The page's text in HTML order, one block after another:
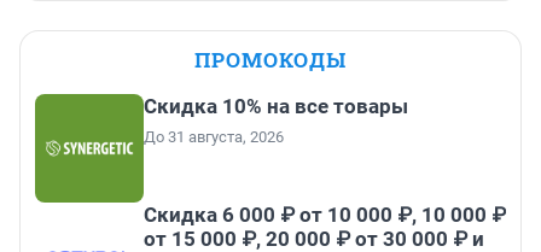
ПРОМОКОДЫ
Скидка 10% на все товары
До 31 августа, 2026
Скидка 6 000 ₽ от 10 000 ₽, 10 000 ₽
от 15 000 ₽, 20 000 ₽ от 30 000 ₽ и